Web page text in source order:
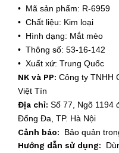
• Mã sản phẩm: R-6959
• Chất liệu: Kim loại
• Hình dạng: Mắt mèo
• Thông số: 53-16-142
• Xuất xứ: Trung Quốc
NK và PP: Công ty TNHH
Việt Tín
Địa chỉ: Số 77, Ngõ 1194
Đống Đa, TP. Hà Nội
Cảnh báo: Bảo quản
Hướng dẫn sử dụng: